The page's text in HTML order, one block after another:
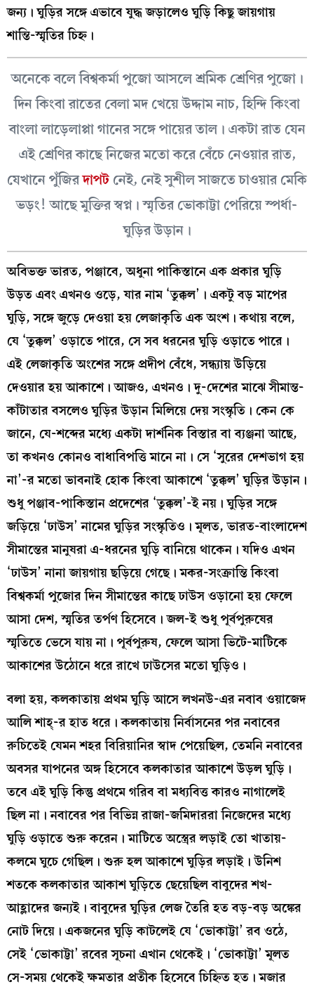
জন্য। ঘুড়ির সঙ্গে এভাবে যুদ্ধ জড়ালেও ঘুড়ি কিছু জায়গায়
শান্তি-স্মৃতির চিহ্ন।
অনেকে বলে বিশ্বকর্মা পুজো আসলে শ্রমিক শ্রেণির পুজো।
দিন কিংবা রাতের বেলা মদ খেয়ে উদ্দাম নাচ, হিন্দি কিংবা
বাংলা লাড়েলাপ্পা গানের সঙ্গে পায়ের তাল। একটা রাত যেন
এই শ্রেণির কাছে নিজের মতো করে বেঁচে নেওয়ার রাত,
যেখানে পুঁজিরদাপটনেই, নেই সুশীল সাজতে চাওয়ার মেকি
ভড়ং! আছে মুক্তির স্বপ্ন। স্মৃতির ভোকাট্টা পেরিয়ে স্পর্ধা-
ঘুড়ির উড়ান।
অবিভক্ত ভারত, পঞ্জাবে, অধুনা পাকিস্তানে এক প্রকার ঘুড়ি
উড়ত এবং এখনও ওড়ে, যার নাম ‘তুক্কল’। একটু বড় মাপের
ঘুড়ি, সঙ্গে জুড়ে দেওয়া হয় লেজাকৃতি এক অংশ। কথায় বলে,
যে ‘তুক্কল’ ওড়াতে পারে, সে সব ধরনের ঘুড়ি ওড়াতে পারে।
এই লেজাকৃতি অংশের সঙ্গে প্রদীপ বেঁধে, সন্ধ্যায় উড়িয়ে
দেওয়ার হয় আকাশে। আজও, এখনও। দু-দেশের মাঝে সীমান্ত-
কাঁটাতার বসলেও ঘুড়ির উড়ান মিলিয়ে দেয় সংস্কৃতি। কেন কে
জানে, যে-শব্দের মধ্যে একটা দার্শনিক বিস্তার বা ব্যঞ্জনা আছে,
তা কখনও কোনও বাধাবিপত্তি মানে না। সে ‘সুরের দেশভাগ হয়
না’-র মতো ভাবনাই হোক কিংবা আকাশে ‘তুক্কল’ ঘুড়ির উড়ান।
শুধু পঞ্জাব-পাকিস্তান প্রদেশের ‘তুক্কল’-ই নয়। ঘুড়ির সঙ্গে
জড়িয়ে ‘ঢাউস’ নামের ঘুড়ির সংস্কৃতিও। মূলত, ভারত-বাংলাদেশ
সীমান্তের মানুষরা এ-ধরনের ঘুড়ি বানিয়ে থাকেন। যদিও এখন
‘ঢাউস’ নানা জায়গায় ছড়িয়ে গেছে। মকর-সংক্রান্তি কিংবা
বিশ্বকর্মা পুজোর দিন সীমান্তের কাছে ঢাউস ওড়ানো হয় ফেলে
আসা দেশ, স্মৃতির তর্পণ হিসেবে। জল-ই শুধু পূর্বপুরুষের
স্মৃতিতে ভেসে যায় না। পূর্বপুরুষ, ফেলে আসা ভিটে-মাটিকে
আকাশের উঠোনে ধরে রাখে ঢাউসের মতো ঘুড়িও।
বলা হয়, কলকাতায় প্রথম ঘুড়ি আসে লখনউ-এর নবাব ওয়াজেদ
আলি শাহ্‌-র হাত ধরে। কলকাতায় নির্বাসনের পর নবাবের
রুচিতেই যেমন শহর বিরিয়ানির স্বাদ পেয়েছিল, তেমনি নবাবের
অবসর যাপনের অঙ্গ হিসেবে কলকাতার আকাশে উড়ল ঘুড়ি।
তবে এই ঘুড়ি কিন্তু প্রথমে গরিব বা মধ্যবিত্ত কারও নাগালেই
ছিল না। নবাবের পর বিভিন্ন রাজা-জমিদাররা নিজেদের মধ্যে
ঘুড়ি ওড়াতে শুরু করেন। মাটিতে অস্ত্রের লড়াই তো খাতায়-
কলমে ঘুচে গেছিল। শুরু হল আকাশে ঘুড়ির লড়াই। উনিশ
শতকে কলকাতার আকাশ ঘুড়িতে ছেয়েছিল বাবুদের শখ-
আহ্লাদের জন্যই। বাবুদের ঘুড়ির লেজ তৈরি হত বড়-বড় অঙ্কের
নোট দিয়ে। একজনের ঘুড়ি কাটলেই যে ‘ভোকাট্টা’ রব ওঠে,
সেই ‘ভোকাট্টা’ রবের সূচনা এখান থেকেই। ‘ভোকাট্টা’ মূলত
সে-সময় থেকেই ক্ষমতার প্রতীক হিসেবে চিহ্নিত হত। মজার